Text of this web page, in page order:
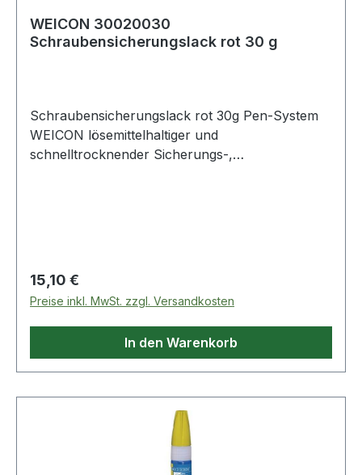
WEICON 30020030
Schraubensicherungslack rot 30 g
Schraubensicherungslack rot 30g Pen-System
WEICON lösemittelhaltiger und
schnelltrocknender Sicherungs-,
Schraubverbindungen aller Art, schützt vor
Manipulationen und unberechtigtem Lösen von
Schrauben und Verbindungen, dokumentiert die
Qualitätssicherung, Fertigungskontrolle und
Produktprüfung durch ein Lacksiegel und dient
der visuellen Kontrolle von verbundenen
vor Eingriffen Fremder, als Abdeckung elektrisch
leitender Teile, zum Schutz vor Korrosion und
Beeinflussung durch Berührung ·
temperaturbeständig von +5 °C bis +120 °C
Regulärer Preis:
15,10 €
Preise inkl. MwSt. zzgl. Versandkosten
In den Warenkorb